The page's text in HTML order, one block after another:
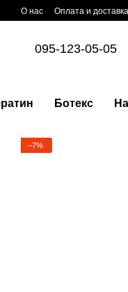
Перейти к основному
О нас Оплата и доставка
095-123-05-05
Ботекс
−7%